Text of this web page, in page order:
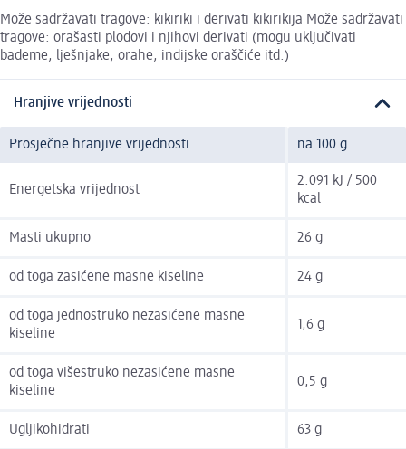
Može sadržavati tragove: kikiriki i derivati kikirikija Može sadržavati
tragove: orašasti plodovi i njihovi derivati (mogu uključivati
bademe, lješnjake, orahe, indijske oraščiće itd.)
Hranjive vrijednosti
Prosječne hranjive vrijednosti na 100 g
Energetska vrijednost
2.091 kJ / 500
kcal
Masti ukupno 26 g
od toga zasićene masne kiseline 24 g
od toga jednostruko nezasićene masne
kiseline
1,6 g
od toga višestruko nezasićene masne
kiseline
0,5 g
Ugljikohidrati 63 g